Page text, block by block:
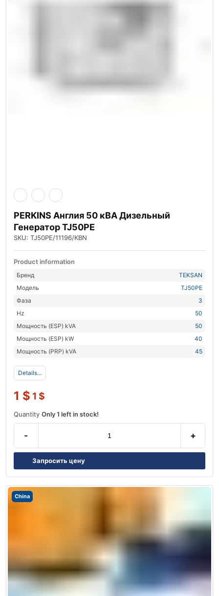
PERKINS Англия 50 кВА Дизельный
Генератор TJ50PE
SKU: TJ50PE/11196/KBN
Product information
Бренд
TEKSAN
Модель
TJ50PE
Фаза
3
Hz
50
Мощность (ESP) kVA
50
Мощность (ESP) kW
40
Мощность (PRP) kVA
45
Details...
1 $ 1 $
Quantity Only 1 left in stock!
- +
Запросить цену
China